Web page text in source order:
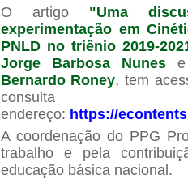
O artigo "Uma
experimentação em
PNLD no triênio 2019-
Jorge Barbosa Nunes e
Bernardo Roney, tem
endereço: https://
A coordenação do PPG
trabalho e pela
educação básica nacional.